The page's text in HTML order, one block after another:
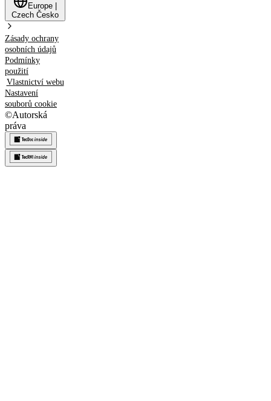
Europe
Czech Česko
Zásady ochrany
osobních údajů
Podmínky
použití
Vlastnictví webu
Nastavení
souborů cookie
©Autorská
práva